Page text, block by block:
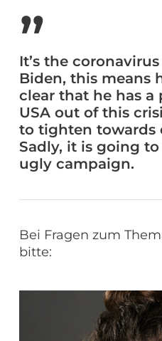
”
It’s the
Biden, this means
clear that he has a
USA out of this
to tighten towards
Sadly, it is going
ugly campaign.
Bei Fragen zum
bitte: